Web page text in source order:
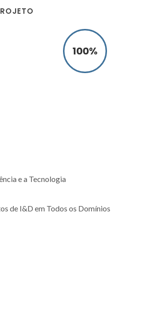
100%
e a Tecnologia
de I&D em Todos os Domínios